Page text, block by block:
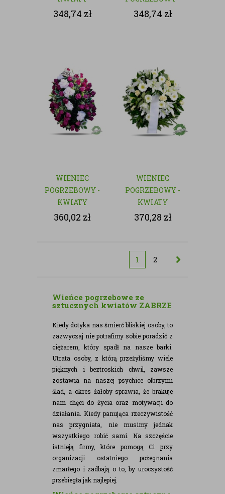
SZTUCZNE
348,74 zł
KWIATY
348,74 zł
WIENIEC
POGRZEBOWY -
KWIATY
SZTUCZNE
360,02 zł
WIENIEC
POGRZEBOWY -
KWIATY
SZTUCZNE
370,28 zł
1 2
Wieńce pogrzebowe ze
sztucznych kwiatów ZABRZE
Kiedy dotyka nas śmierć bliskiej osoby, to
zazwyczaj nie potrafimy sobie poradzić z
ciężarem, który spadł na nasze barki.
Utrata osoby, z którą przeżyliśmy wiele
pięknych i beztroskich chwil, zawsze
zostawia na naszej psychice olbrzymi
ślad, a okres żałoby sprawia, że brakuje
nam chęci do życia oraz motywacji do
działania. Kiedy panująca rzeczywistość
nas przygniata, nie musimy jednak
wszystkiego robić sami. Na szczęście
istnieją firmy, które pomogą Ci przy
organizacji ostatniego pożegnania
zmarłego i zadbają o to, by uroczystość
przebiegła jak najlepiej.